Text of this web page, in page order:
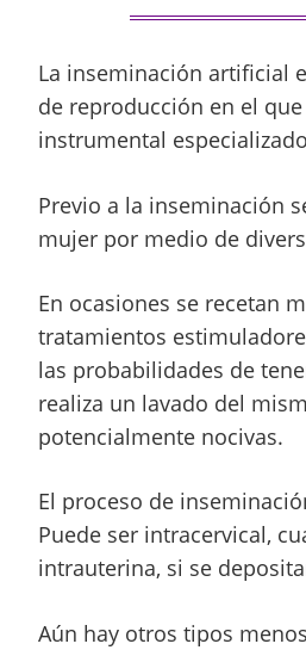
La inseminación artificial
de reproducción en el
instrumental
Previo a la inseminación
mujer por medio de
En ocasiones se recetan
tratamientos
las probabilidades de
realiza un lavado del
potencialmente nocivas.
El proceso de
Puede ser intracervical,
intrauterina, si se
Aún hay otros tipos